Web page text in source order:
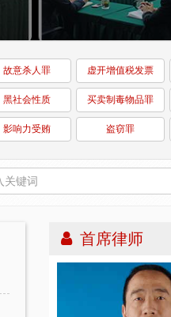
故意杀人罪 虚开增值税发票
黑社会性质 买卖制毒物品罪
影响力受贿 盗窃罪
首席律师